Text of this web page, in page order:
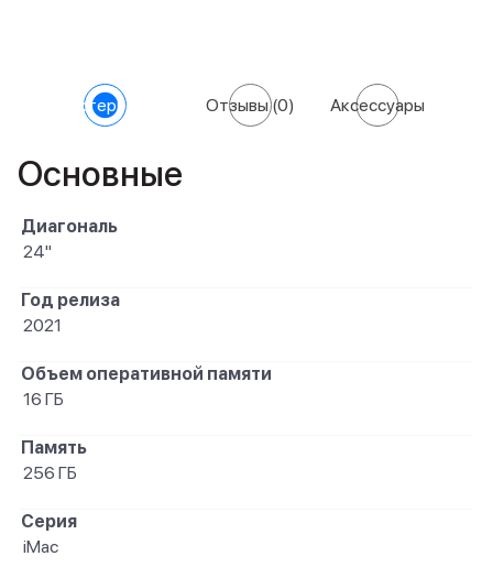
Характеристики Отзывы(0) Аксессуары
Основные
Диагональ
24"
Год релиза
2021
Объем оперативной памяти
16 ГБ
Память
256 ГБ
Серия
iMac